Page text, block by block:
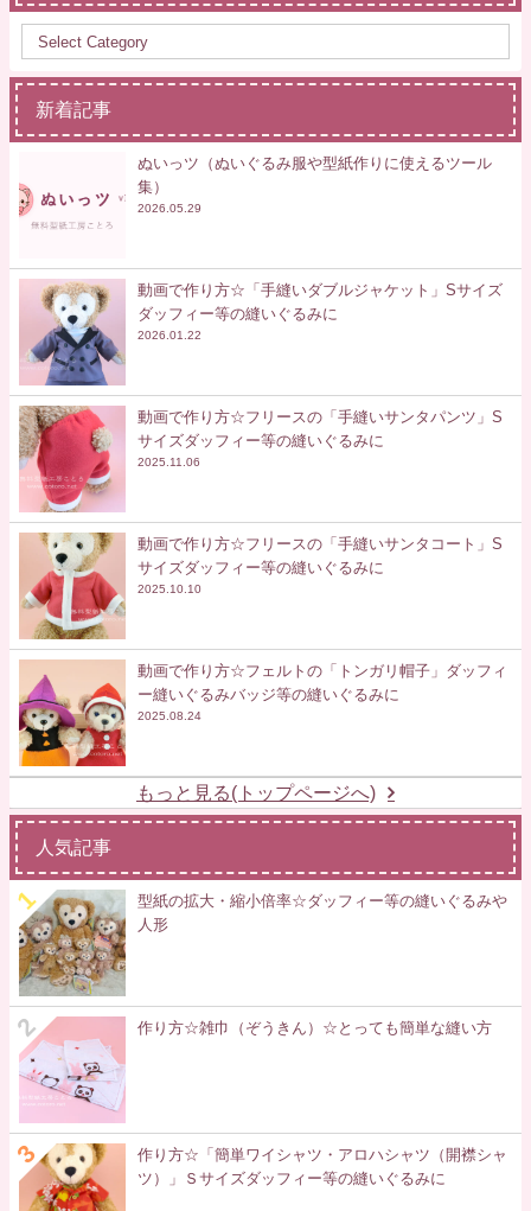
新着記事
ぬいっツ（ぬいぐるみ服や型紙作りに使えるツール
集）
2026.05.29
動画で作り方☆「手縫いダブルジャケット」Sサイズ
ダッフィー等の縫いぐるみに
2026.01.22
動画で作り方☆フリースの「手縫いサンタパンツ」S
サイズダッフィー等の縫いぐるみに
2025.11.06
動画で作り方☆フリースの「手縫いサンタコート」S
サイズダッフィー等の縫いぐるみに
2025.10.10
動画で作り方☆フェルトの「トンガリ帽子」ダッフィ
ー縫いぐるみバッジ等の縫いぐるみに
2025.08.24
もっと見る(トップページへ)
人気記事
型紙の拡大・縮小倍率☆ダッフィー等の縫いぐるみや
人形
作り方☆雑巾（ぞうきん）☆とっても簡単な縫い方
作り方☆「簡単ワイシャツ・アロハシャツ（開襟シャ
ツ）」Ｓサイズダッフィー等の縫いぐるみに